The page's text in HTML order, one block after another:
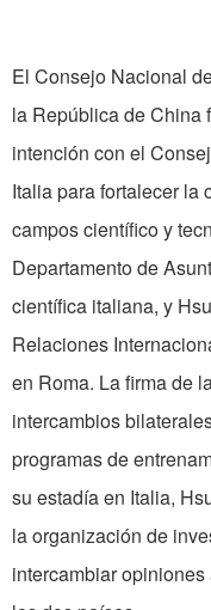
El Consejo Nacional
la República de China
intención con el
Italia para fortalecer la
campos científico y
Departamento de
científica italiana, y
Relaciones
en Roma. La firma de
intercambios
programas de
su estadía en Italia,
la organización de
intercambiar